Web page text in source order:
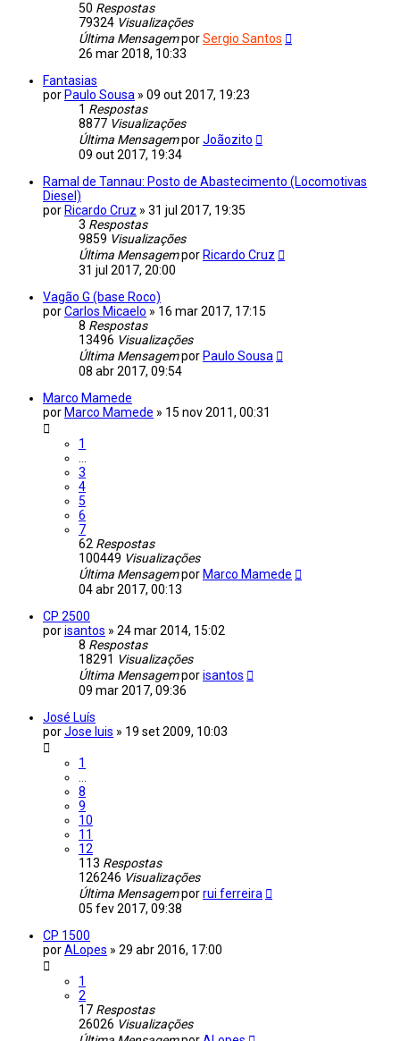
50 Respostas
79324 Visualizações
Última MensagemporSergio Santos
26 mar 2018, 10:33
Fantasias
por Paulo Sousa » 09 out 2017, 19:23
1 Respostas
8877 Visualizações
Última MensagemporJoãozito
09 out 2017, 19:34
Ramal de Tannau: Posto de Abastecimento (Locomotivas
Diesel)
por Ricardo Cruz » 31 jul 2017, 19:35
3 Respostas
9859 Visualizações
Última Mensagempor Ricardo Cruz
31 jul 2017, 20:00
Vagão G (base Roco)
porCarlos Micaelo » 16 mar 2017, 17:15
8 Respostas
13496 Visualizações
Última Mensagempor Paulo Sousa
08 abr 2017, 09:54
Marco Mamede
por Marco Mamede » 15 nov 2011, 00:31
1
3
4
5
6
7
62 Respostas
100449 Visualizações
Última Mensagempor Marco Mamede
04 abr 2017, 00:13
CP 2500
porisantos » 24 mar 2014, 15:02
8 Respostas
18291 Visualizações
Última Mensagemporisantos
09 mar 2017, 09:36
José Luís
porJose luis » 19 set 2009, 10:03
1
8
9
10
11
12
113 Respostas
126246 Visualizações
Última Mensagemporrui ferreira
05 fev 2017, 09:38
CP 1500
porALopes » 29 abr 2016, 17:00
1
2
17 Respostas
26026 Visualizações